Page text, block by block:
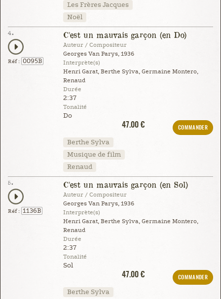
Les Frères Jacques
Noël
4.
Réf : 0095B
C'est un mauvais garçon (en Do)
Auteur / Compositeur
Georges Van Parys, 1936
Interprète(s)
Henri Garat, Berthe Sylva, Germaine Montero,
Renaud
Durée
2:37
Tonalité
Do
47.00 €
COMMANDER
Berthe Sylva
Musique de film
Renaud
5.
Réf : 1136B
C'est un mauvais garçon (en Sol)
Auteur / Compositeur
Georges Van Parys, 1936
Interprète(s)
Henri Garat, Berthe Sylva, Germaine Montero,
Renaud
Durée
2:37
Tonalité
Sol
47.00 €
COMMANDER
Berthe Sylva